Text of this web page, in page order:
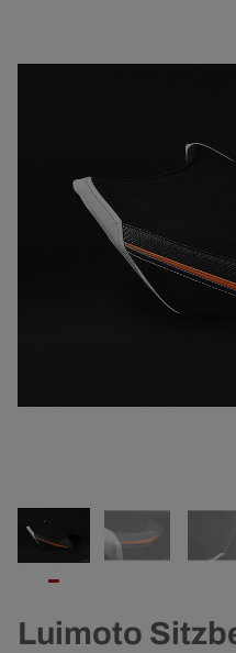
Luimoto